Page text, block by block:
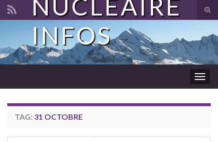
Search for:
NUCLÉAIRE
INFOS
TAG: 31 OCTOBRE